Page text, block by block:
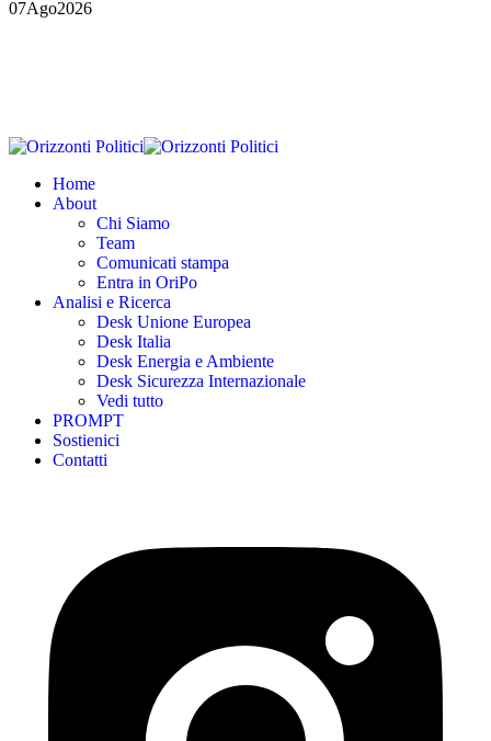
07Ago2026
Home
About
Chi Siamo
Team
Comunicati stampa
Entra in OriPo
Analisi e Ricerca
Desk Unione Europea
Desk Italia
Desk Energia e Ambiente
Desk Sicurezza Internazionale
Vedi tutto
PROMPT
Sostienici
Contatti